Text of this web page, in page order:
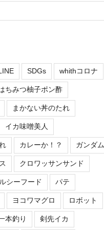
SDGs whithコロナ
ちみつ柚子ポン酢
まかない丼のたれ
イカ味噌美人
カレーか！？ ガンダム
クロワッサンサンド
シーフード パテ
ヨコワマグロ ロボット
本釣り 剣先イカ